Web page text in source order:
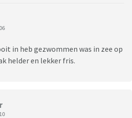
in heb gezwommen was in zee op
helder en lekker fris.